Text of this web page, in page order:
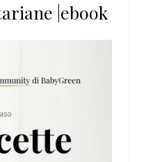
|ebook